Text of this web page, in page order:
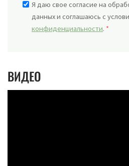
Я даю свое согласие на
данных и соглашаюсь с
конфиденциальности. *
ВИДЕО